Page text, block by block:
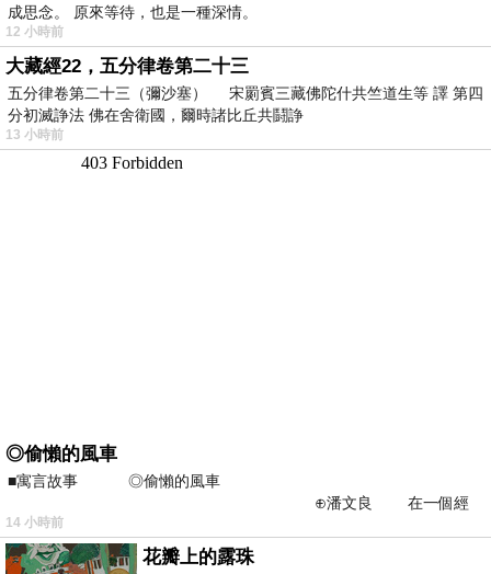
成思念。 原來等待，也是一種深情。
12 小時前
大藏經22，五分律卷第二十三
五分律卷第二十三（彌沙塞） 宋罽賓三藏佛陀什共竺道生等 譯 第四
分初滅諍法 佛在舍衛國，爾時諸比丘共鬪諍
13 小時前
◎偷懶的風車
■寓言故事 ◎偷懶的風車
⊕潘文良 在一個經
常颳風的山丘上—&m
14 小時前
花瓣上的露珠